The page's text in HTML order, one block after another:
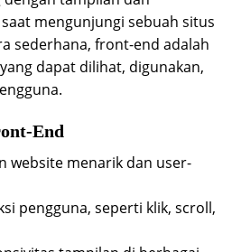
mengunjungi sebuah situs
sederhana, front-end adalah
dapat dilihat, digunakan,
End
website menarik dan user-
pengguna, seperti klik, scroll,